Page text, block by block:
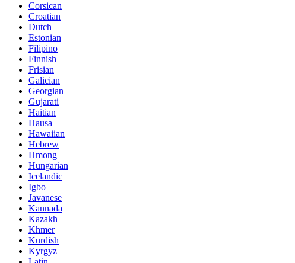
Corsican
Croatian
Dutch
Estonian
Filipino
Finnish
Frisian
Galician
Georgian
Gujarati
Haitian
Hausa
Hawaiian
Hebrew
Hmong
Hungarian
Icelandic
Igbo
Javanese
Kannada
Kazakh
Khmer
Kurdish
Kyrgyz